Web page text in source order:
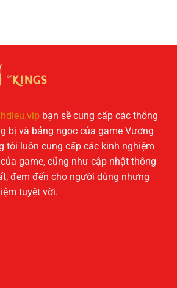
bạn sẽ cung cấp các thông
bị và bảng ngọc của game Vương
tôi luôn cung cấp các kinh nghiệm
game, cũng như cập nhật thông
đem đến cho người dùng nhưng
tuyệt vời.